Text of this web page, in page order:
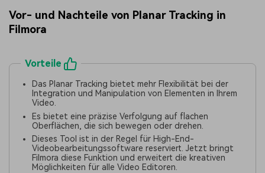
Vor- und Nachteile von Planar Tracking in
Filmora
Vorteile
Das Planar Tracking bietet mehr Flexibilität bei der
Integration und Manipulation von Elementen in Ihrem
Video.
Es bietet eine präzise Verfolgung auf flachen
Oberflächen, die sich bewegen oder drehen.
Dieses Tool ist in der Regel für High-End-
Videobearbeitungssoftware reserviert. Jetzt bringt
Filmora diese Funktion und erweitert die kreativen
Möglichkeiten für alle Video Editoren.